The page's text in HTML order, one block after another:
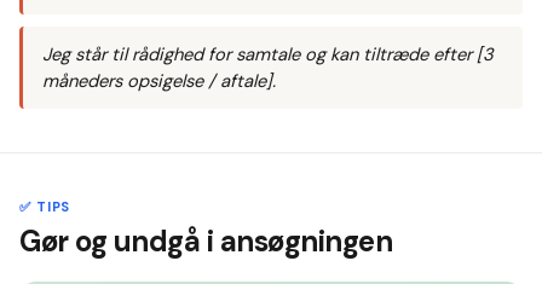
Jeg står til rådighed for samtale og kan tiltræde efter [3
måneders opsigelse / aftale].
✅ TIPS
Gør og undgå i ansøgningen